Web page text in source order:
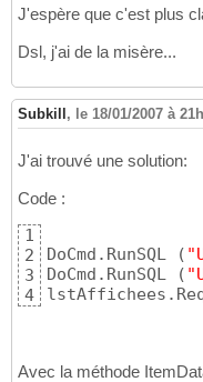
J'espère que c'est plus
Dsl, j'ai de la misère...
Subkill , le 18/01/2007 à
J'ai trouvé une solution:
Code :
1
2
3
4
DoCmd.RunSQL (
DoCmd.RunSQL
(
Avec la méthode